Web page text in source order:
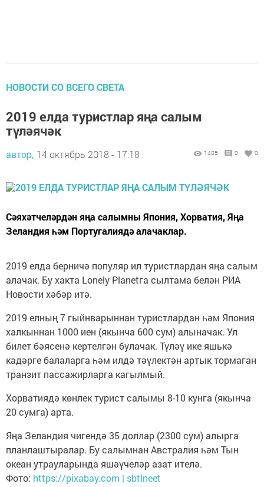
НОВОСТИ СО ВСЕГО СВЕТА
2019 елда туристлар яңа салым
түләячәк
автор, 14 октябрь 2018 - 17:18 1405 0 0
Сәяхәтчеләрдән яңа салымны Япония, Хорватия, Яңа
Зеландия һәм Португалиядә алачаклар.
2019 елда берничә популяр ил туристлардан яңа салым
алачак. Бу хакта Lonely Planetга сылтама белән РИА
Новости хәбәр итә.
2019 елның 7 гыйнварыннан туристлардан һәм Япония
халкыннан 1000 иен (якынча 600 сум) алыначак. Ул
билет бәясенә кертелгән булачак. Түләү ике яшькә
кадәрге балаларга һәм илдә тәүлектән артык тормаган
транзит пассажирларга кагылмый.
Хорватиядә көнлек турист салымы 8-10 кунга (якынча
20 сумга) арта.
Яңа Зеландия чигендә 35 доллар (2300 сум) алырга
планлаштыралар. Бу салымнан Австралия һәм Тын
океан утрауларында яшәүчеләр азат ителә.
Фото: https://pixabay.com | sbtlneet